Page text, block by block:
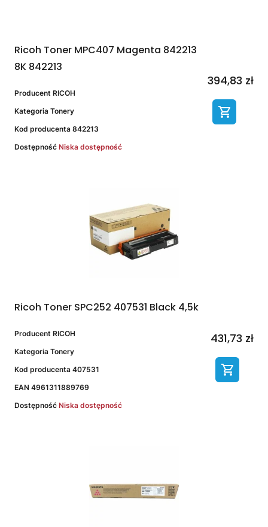
Ricoh Toner MPC407 Magenta 842213
8K 842213
Producent RICOH
Kategoria Tonery
Kod producenta 842213
Dostępność Niska dostępność
394,83 zł
Ricoh Toner SPC252 407531 Black 4,5k
Producent RICOH
Kategoria Tonery
Kod producenta 407531
EAN 4961311889769
Dostępność Niska dostępność
431,73 zł